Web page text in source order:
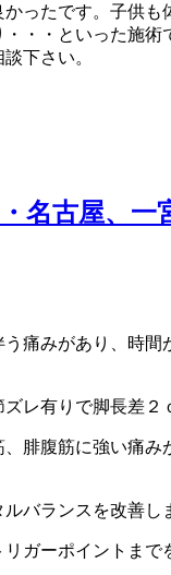
ったです。子供も
・・といった施術
下さい。
名古屋、一
痛みがあり、時
レ有りで脚長差２
腓腹筋に強い痛
バランスを改善し
ガーポイントま